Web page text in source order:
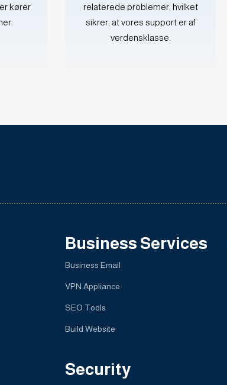
kører
relaterede problemer, hvilket
sikrer, at vores support er af
verdensklasse.
Business Services
Business Email
VPN Appliance
SEO Tools
Build Website
Security